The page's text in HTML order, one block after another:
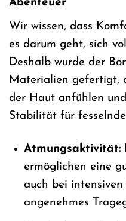
Abenteuer
Wir wissen, dass
es darum geht, sich
Deshalb wurde der
Materialien gefertigt,
der Haut anfühlen
Stabilität für
Atmungsaktivität:
ermöglichen eine
auch bei intensiven
angenehmes